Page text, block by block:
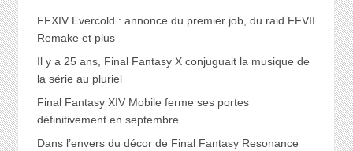
FFXIV Evercold : annonce du premier job, du raid FFVII
Remake et plus
Il y a 25 ans, Final Fantasy X conjuguait la musique de
la série au pluriel
Final Fantasy XIV Mobile ferme ses portes
définitivement en septembre
Dans l’envers du décor de Final Fantasy Resonance